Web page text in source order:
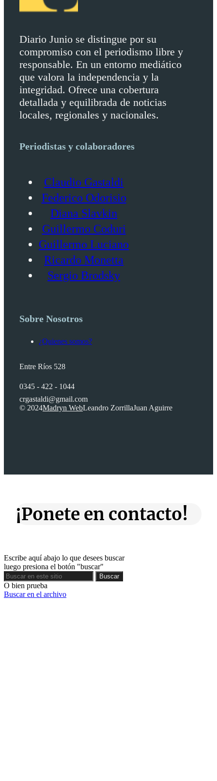
Diario Junio se distingue por su
compromiso con el periodismo libre y
responsable. En un entorno mediático
que valora la independencia y la
integridad. Ofrece una cobertura
detallada y equilibrada de noticias
locales, regionales y nacionales.
Periodistas y colaboradores
Claudio Gastaldi
Federico Odorisio
Diana Slavkin
Guillermo Coduri
Guillermo Luciano
Ricardo Monetta
Sergio Brodsky
Sobre Nosotros
¿Quienes somos?
Entre Ríos 528
0345 - 422 - 1044
crgastaldi@gmail.com
© 2024Madryn WebLeandro ZorrillaJuan Aguirre
¡Ponete en contacto!
Escribe aquí abajo lo que desees buscar
luego presiona el botón "buscar"
Buscar
Buscar
O bien prueba
Buscar en el archivo